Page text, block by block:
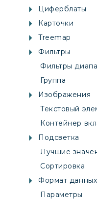
Циферблаты
Карточки
Treemap
Фильтры
Фильтры
Группа
Изображения
Текстовый
Контейнер
Подсветка
Лучшие
Сортировка
Формат данных
Параметры